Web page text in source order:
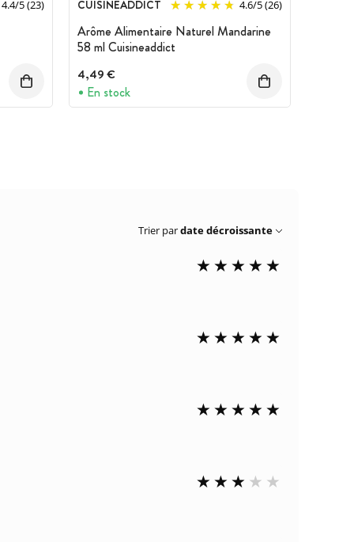
4.4/5(23) CUISINEADDICT 4.6/5(26)
Arôme Alimentaire Naturel Mandarine
58 ml Cuisineaddict
4,49 €
En stock
Trier pardate décroissante